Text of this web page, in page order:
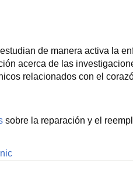
de manera activa la
acerca de las
relacionados con el
sobre la reparación y el